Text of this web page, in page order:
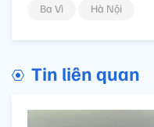
Ba Vì
Hà Nội
Tin liên quan